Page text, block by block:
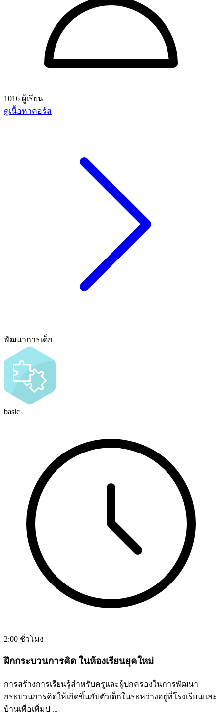
1016 ผู้เรียน
ดูเนื้อหาคอร์ส
พัฒนาการเด็ก
basic
2:00 ชั่วโมง
ฝึกกระบวนการคิด ในห้องเรียนยุคใหม่
การสร้างการเรียนรู้สำหรับครูและผู้ปกครองในการพัฒนา
กระบวนการคิดให้เกิดขึ้นกับตัวเด็กในระหว่างอยู่ที่โรงเรียนและ
บ้านเพื่อเพิ่มป ...